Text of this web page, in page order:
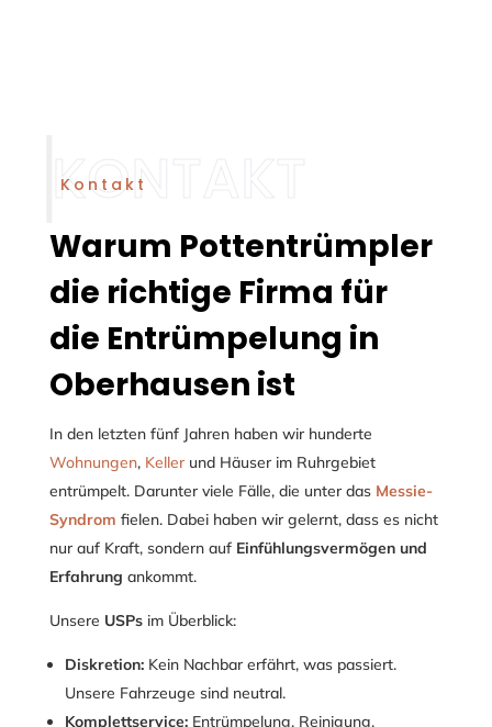
Kontakt
Warum Pottentrümpler
die richtige Firma für
die Entrümpelung in
Oberhausen ist
In den letzten fünf Jahren haben wir hunderte
Wohnungen, Kellerund Häuser im Ruhrgebiet
entrümpelt. Darunter viele Fälle, die unter das Messie-
Syndrom fielen. Dabei haben wir gelernt, dass es nicht
nur auf Kraft, sondern auf Einfühlungsvermögen und
Erfahrung ankommt.
Unsere USPsim Überblick:
Diskretion:Kein Nachbar erfährt, was passiert.
Unsere Fahrzeuge sind neutral.
Komplettservice:Entrümpelung, Reinigung,